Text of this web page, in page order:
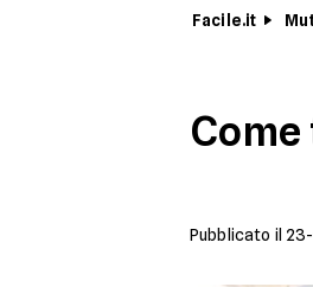
Facile.it
Pubblicato il